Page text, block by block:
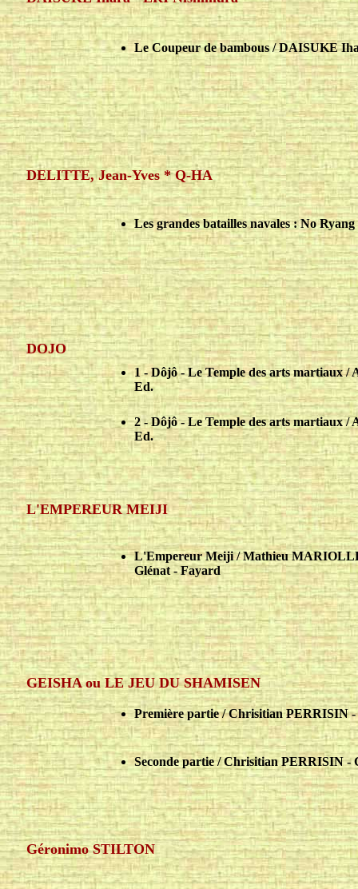
Le Coupeur de bambous / DAISUKE
DELITTE, Jean-Yves * Q-HA
Les grandes batailles navales : No
DOJO
1 - Dôjô - Le Temple des arts martiaux
Ed.
2 - Dôjô - Le Temple des arts martiaux
Ed.
L'EMPEREUR MEIJI
L'Empereur Meiji / Mathieu
Glénat - Fayard
GEISHA ou LE JEU DU SHAMISEN
Première partie / Chrisitian PERRISIN
Seconde partie / Chrisitian PERRISIN
Géronimo STILTON